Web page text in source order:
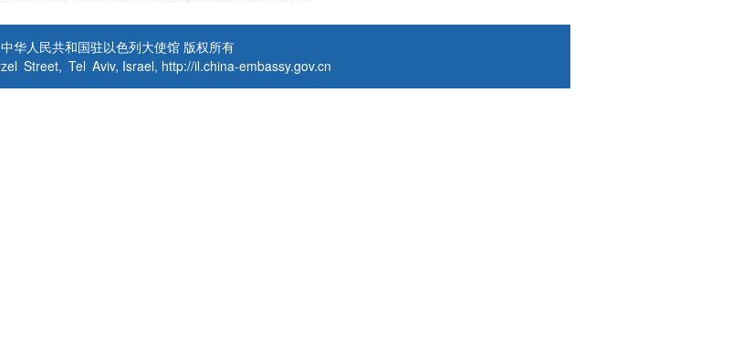
中华人民共和国驻以色列大使馆 版权所有
Street, Tel Aviv, Israel, http://il.china-embassy.gov.cn